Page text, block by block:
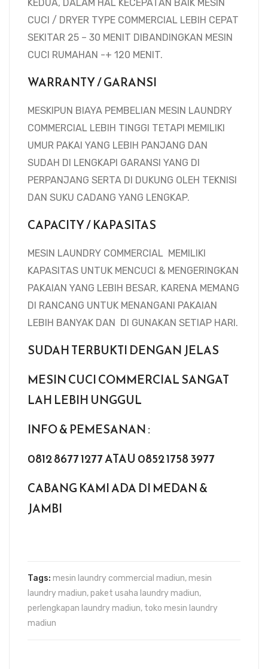
KEDUA, DALAM HAL KECEPATAN BAIK MESIN
CUCI / DRYER TYPE COMMERCIAL LEBIH CEPAT
SEKITAR 25 – 30 MENIT DIBANDINGKAN MESIN
CUCI RUMAHAN -+ 120 MENIT.
WARRANTY / GARANSI
MESKIPUN BIAYA PEMBELIAN MESIN LAUNDRY
COMMERCIAL LEBIH TINGGI TETAPI MEMILIKI
UMUR PAKAI YANG LEBIH PANJANG DAN
SUDAH DI LENGKAPI GARANSI YANG DI
PERPANJANG SERTA DI DUKUNG OLEH TEKNISI
DAN SUKU CADANG YANG LENGKAP.
CAPACITY / KAPASITAS
MESIN LAUNDRY COMMERCIAL MEMILIKI
KAPASITAS UNTUK MENCUCI & MENGERINGKAN
PAKAIAN YANG LEBIH BESAR, KARENA MEMANG
DI RANCANG UNTUK MENANGANI PAKAIAN
LEBIH BANYAK DAN DI GUNAKAN SETIAP HARI.
SUDAH TERBUKTI DENGAN JELAS
MESIN CUCI COMMERCIAL SANGAT
LAH LEBIH UNGGUL
INFO & PEMESANAN :
0812 8677 1277 ATAU 0852 1758 3977
CABANG KAMI ADA DI MEDAN &
JAMBI
Tags: mesin laundry commercial madiun,mesin
laundry madiun,paket usaha laundry madiun,
perlengkapan laundry madiun, toko mesin laundry
madiun